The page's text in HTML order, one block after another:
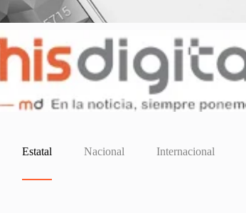
Estatal Nacional Internacional